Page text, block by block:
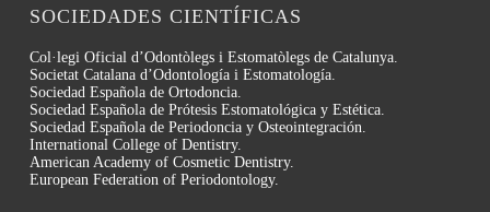
SOCIEDADES CIENTÍFICAS
Col·legi Oficial d’Odontòlegs i Estomatòlegs de Catalunya.
Societat Catalana d’Odontología i Estomatología.
Sociedad Española de Ortodoncia.
Sociedad Española de Prótesis Estomatológica y Estética.
Sociedad Española de Periodoncia y Osteointegración.
International College of Dentistry.
American Academy of Cosmetic Dentistry.
European Federation of Periodontology.